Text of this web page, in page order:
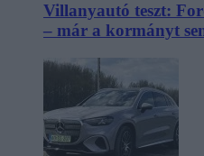
Villanyautó teszt:
– már a kormányt